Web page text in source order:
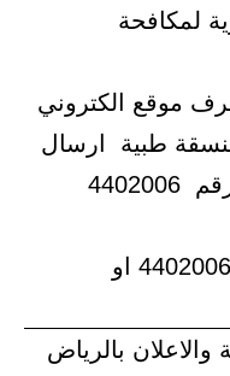
لمكافحة
موقع الكتروني
طبية ارسال
السيرة الذاتية على الفاكس رقم 4402006
او الاتصال على الهاتف رقم 4402006 او
بالرياض